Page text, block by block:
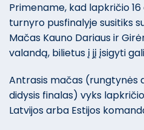
Primename, kad lapkričio
turnyro pusfinalyje susitiks
Mačas Kauno Dariaus ir
valandą, bilietus į jį įsigyti
Antrasis mačas (rungtynės
didysis finalas) vyks
Latvijos arba Estijos